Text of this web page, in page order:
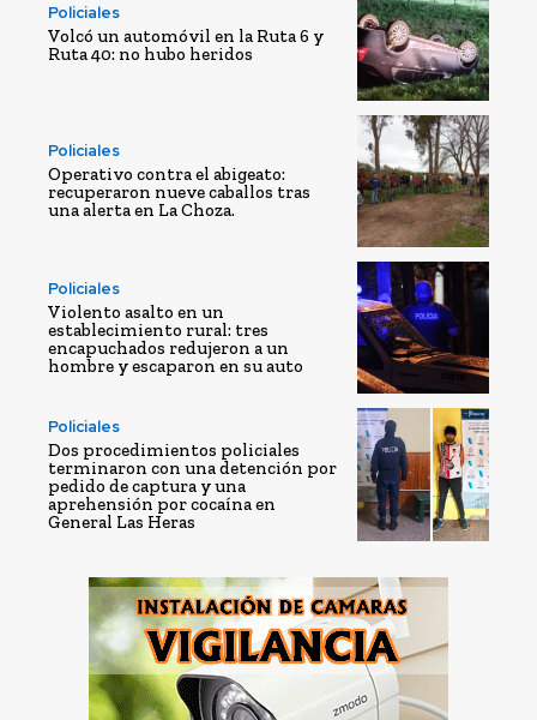
Policiales
Volcó un automóvil en la Ruta 6 y
Ruta 40: no hubo heridos
Policiales
Operativo contra el abigeato:
recuperaron nueve caballos tras
una alerta en La Choza.
Policiales
Violento asalto en un
establecimiento rural: tres
encapuchados redujeron a un
hombre y escaparon en su auto
Policiales
Dos procedimientos policiales
terminaron con una detención por
pedido de captura y una
aprehensión por cocaína en
General Las Heras